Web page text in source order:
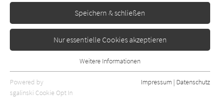
Standard
Alle Altersgruppen anzeigen
Speichern & schließen
Nur essentielle Cookies akzeptieren
Essentielle Cookies werden für grundlegende Funktionen der
Webseite benötigt. Dadurch ist gewährleistet, dass die Webseite
Weitere Informationen
Powered by
sgalinski Cookie Opt In
Impressum | Datenschutz